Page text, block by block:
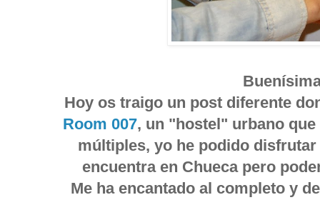
Hoy os traigo un post diferente
Room 007, un "hostel" urbano
múltiples, yo he podido
encuentra en Chueca pero
Me ha encantado al completo y